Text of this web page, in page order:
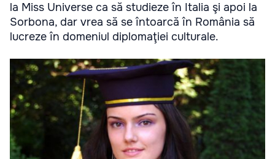
la Miss Universe ca să studieze în Italia şi apoi la
Sorbona, dar vrea să se întoarcă în România să
lucreze în domeniul diplomaţiei culturale.